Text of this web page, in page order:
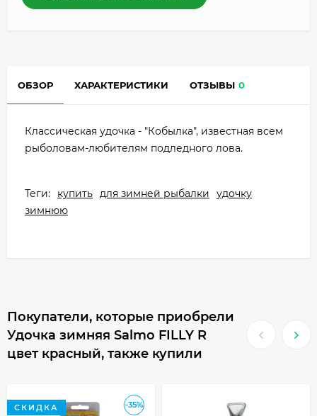
ОБЗОР ХАРАКТЕРИСТИКИ ОТЗЫВЫ 0
Классическая удочка - "Кобылка", известная всем
рыболовам-любителям подледного лова.
Теги: купить для зимней рыбалки
удочку
зимнюю
Покупатели, которые приобрели
Удочка зимняя Salmo FILLY R
цвет красный, также купили
-35%
СКИДКА